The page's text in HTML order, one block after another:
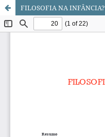
FILOSOFIA NA INFÂNCIA?